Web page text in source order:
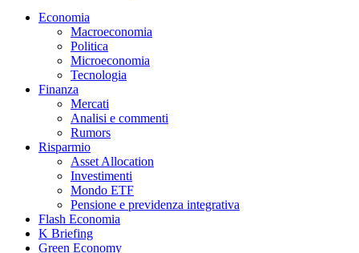
Economia
Macroeconomia
Politica
Microeconomia
Tecnologia
Finanza
Mercati
Analisi e commenti
Rumors
Risparmio
Asset Allocation
Investimenti
Mondo ETF
Pensione e previdenza integrativa
Flash Economia
K Briefing
Green Economy